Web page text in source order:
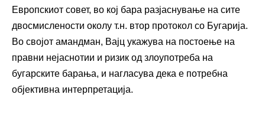
Европскиот совет, во кој бара разјаснување на сите
двосмислености околу т.н. втор протокол со Бугарија.
Во својот амандман, Вајц укажува на постоење на
правни нејаснотии и ризик од злоупотреба на
бугарските барања, и нагласува дека е потребна
објективна интерпретација.